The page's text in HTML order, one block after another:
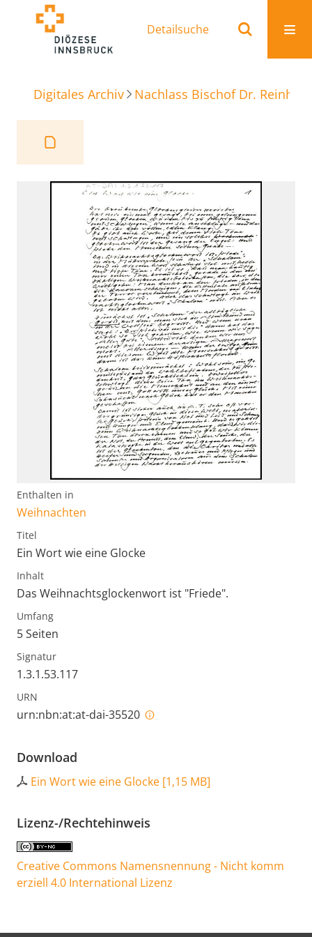
Detailsuche
Digitales Archiv Nachlass Bischof Dr.
Enthalten in
Weihnachten
Titel
Ein Wort wie eine Glocke
Inhalt
Das Weihnachtsglockenwort ist "Friede".
Umfang
5 Seiten
Signatur
1.3.1.53.117
URN
urn:nbn:at:at-dai-35520
Download
Ein Wort wie eine Glocke [1,15 MB]
Lizenz-/Rechtehinweis
Creative Commons Namensnennung - Nicht komm
erziell 4.0 International Lizenz